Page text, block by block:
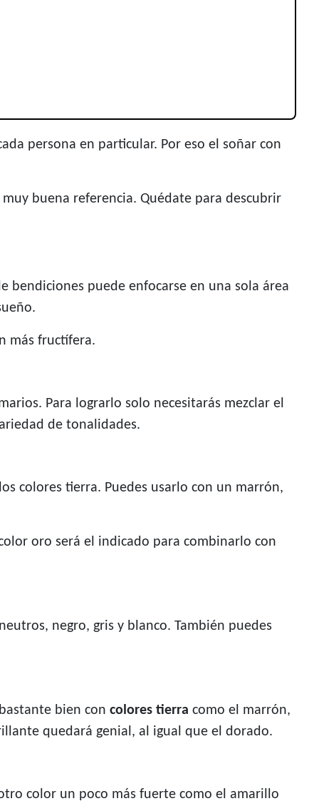
persona en particular. Por eso el soñar con
buena referencia. Quédate para descubrir
bendiciones puede enfocarse en una sola área
más fructífera.
Para lograrlo solo necesitarás mezclar el
de tonalidades.
colores tierra. Puedes usarlo con un marrón,
oro será el indicado para combinarlo con
negro, gris y blanco. También puedes
bien con colores tierra como el marrón,
quedará genial, al igual que el dorado.
color un poco más fuerte como el amarillo